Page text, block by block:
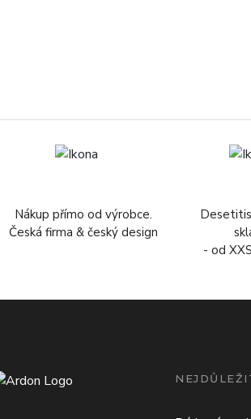
Nákup přímo od výrobce.
Česká firma & český design
- od